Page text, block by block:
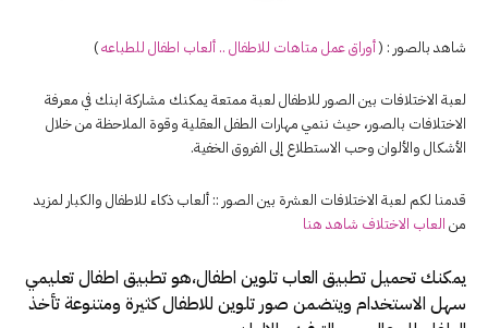
شاهد بالصور : (أوراق عمل متاهات للاطفال .. ألعاب اطفال للطباعه)
لعبة الاختلافات بين الصور للاطفال لعبة ممتعة يمكنك مشاركة ابنك في معرفة
الاختلافات بالصور، حيث ننمي مهارات الطفل العقلية وقوة الملاحظة من خلال
الأشكال والألوان وحب الاستطلاع إلى الفروق الخفية.
قدمنا لكم لعبة الاختلافات العشرة بين الصور :: ألعاب ذكاء للاطفال والكبار لمزيد
من العاب الاختلاف شاهد هنا
يمكنك تحميل تطبيق العاب تلوين اطفال،هو تطبيق اطفال تعليمي
سهل الاستخدام ويتضمن صور تلوين للاطفال كثيرة ومتنوعة تأخذ